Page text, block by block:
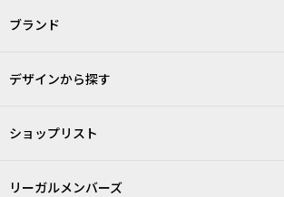
ブランド
デザインから探す
ショップリスト
リーガルメンバーズ